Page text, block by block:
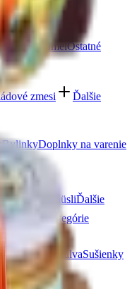
cukru
Ďalšie
Slaný karamelOstatné
zmesi
Ďalšie
BylinkyDoplnky na varenie
Ovocie do müsliĎalšie
Ďalšie kategórie
chrumkyChalvaSušienky